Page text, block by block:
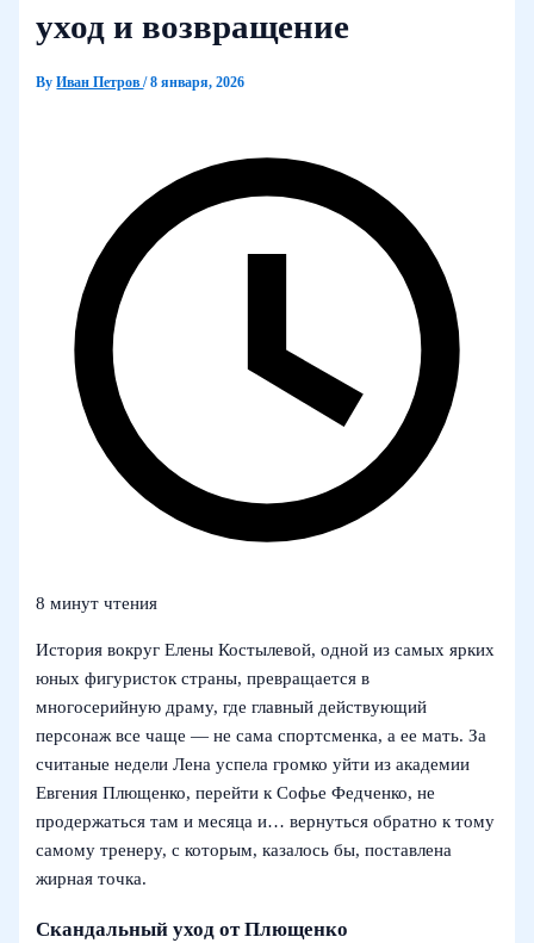
уход и возвращение
ByИван Петров/8 января, 2026
8 минут чтения
История вокруг Елены Костылевой, одной из самых ярких
юных фигуристок страны, превращается в
многосерийную драму, где главный действующий
персонаж все чаще — не сама спортсменка, а ее мать. За
считаные недели Лена успела громко уйти из академии
Евгения Плющенко, перейти к Софье Федченко, не
продержаться там и месяца и… вернуться обратно к тому
самому тренеру, с которым, казалось бы, поставлена
жирная точка.
Скандальный уход от Плющенко